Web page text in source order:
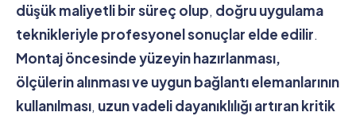
düşük maliyetli bir süreç olup, doğru uygulama
teknikleriyle profesyonel sonuçlar elde edilir.
Montaj öncesinde yüzeyin hazırlanması,
ölçülerin alınması ve uygun bağlantı elemanlarının
kullanılması, uzun vadeli dayanıklılığı artıran kritik